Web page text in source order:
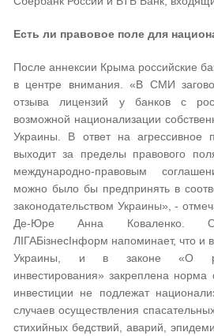
Есть ли правовое поле для
После аннексии Крыма российские
в центре внимания. «В СМИ
отзыва лицензий у банков с
возможной национализации
Украины. В ответ на агрессивное
выходит за пределы правового
международно-правовым
можно было бы предпринять в
законодательством Украины», -
Де-Юре Анна Коваленко.
ЛІГАБізнесІнформ напоминает, что и
Украины, и в законе «О
инвестирования» закреплена
инвестиции не подлежат
случаев осуществления
стихийных бедствий, аварий,